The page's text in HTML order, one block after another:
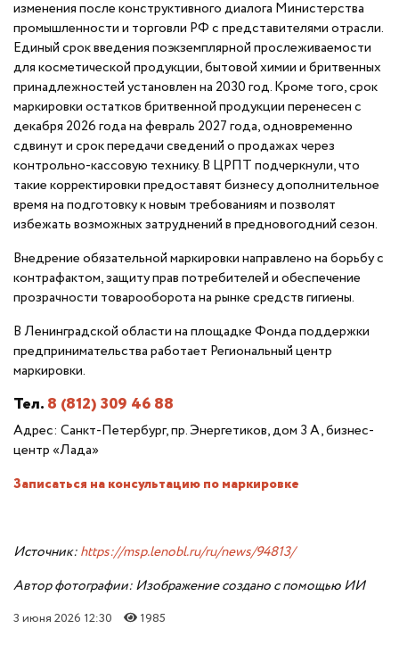
изменения после конструктивного диалога Министерства
промышленности и торговли РФ с представителями отрасли.
Единый срок введения поэкземплярной прослеживаемости
для косметической продукции, бытовой химии и бритвенных
принадлежностей установлен на 2030 год. Кроме того, срок
маркировки остатков бритвенной продукции перенесен с
декабря 2026 года на февраль 2027 года, одновременно
сдвинут и срок передачи сведений о продажах через
контрольно-кассовую технику. В ЦРПТ подчеркнули, что
такие корректировки предоставят бизнесу дополнительное
время на подготовку к новым требованиям и позволят
избежать возможных затруднений в предновогодний сезон.
Внедрение обязательной маркировки направлено на борьбу с
контрафактом, защиту прав потребителей и обеспечение
прозрачности товарооборота на рынке средств гигиены.
В Ленинградской области на площадке Фонда поддержки
предпринимательства работает Региональный центр
маркировки.
Тел.8 (812) 309 46 88
Адрес: Санкт-Петербург, пр. Энергетиков, дом 3 А, бизнес-
центр «Лада»
Записаться на консультацию по маркировке
Источник:https://msp.lenobl.ru/ru/news/94813/
Автор фотографии: Изображение создано с помощью ИИ
3 июня 2026 12:30 1985